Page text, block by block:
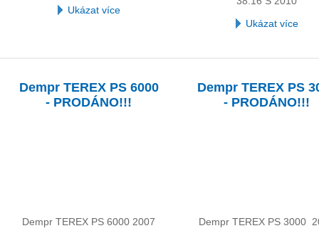
Ukázat více
Ukázat více
Dempr TEREX PS 6000
- PRODÁNO!!!
Dempr TEREX PS 6000 2007
Dempr TEREX PS
- PRODÁNO!!!
Dempr TEREX PS 3000